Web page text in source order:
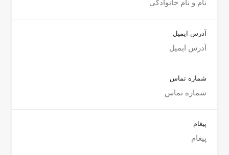
آدرس ایمیل
شماره تماس
پیغام